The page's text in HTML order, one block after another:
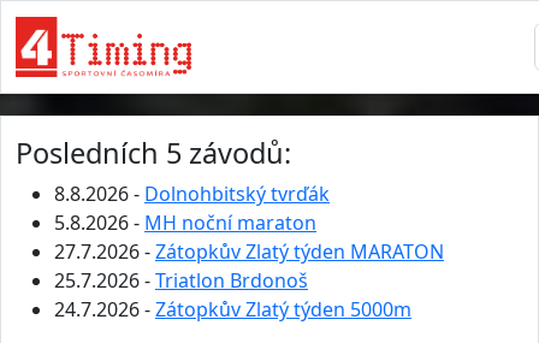
Posledních 5 závodů:
8.8.2026 - Dolnohbitský tvrďák
5.8.2026 - MH noční maraton
27.7.2026 -Zátopkův Zlatý týden MARATON
25.7.2026 -Triatlon Brdonoš
24.7.2026 -Zátopkův Zlatý týden 5000m